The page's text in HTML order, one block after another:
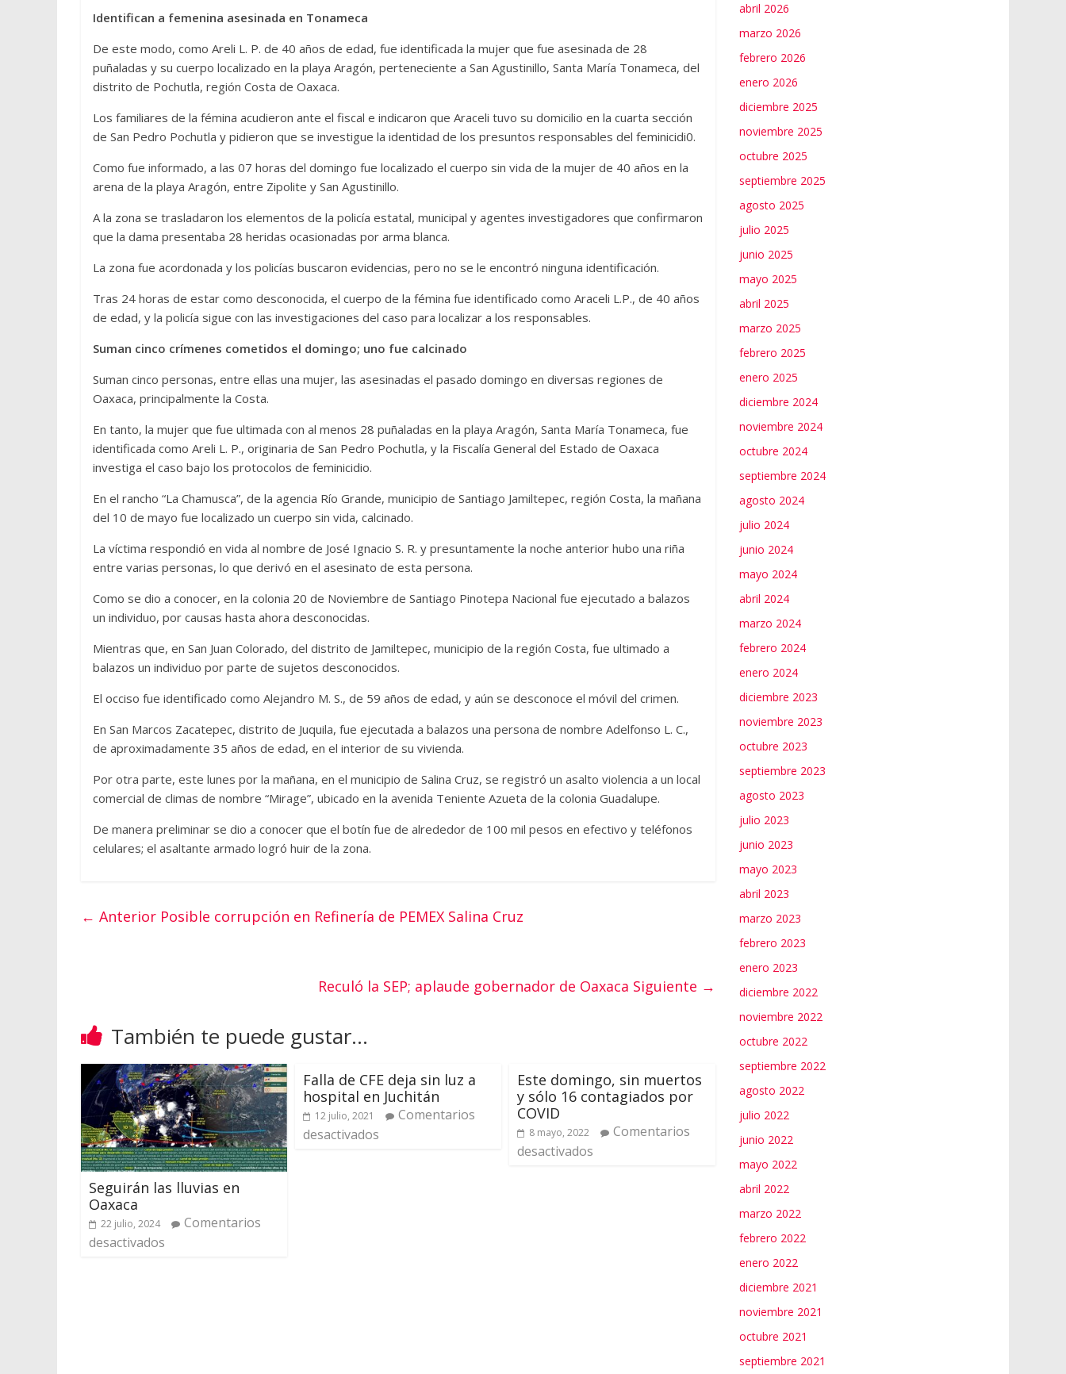
Identifican a femenina asesinada en Tonameca
De este modo, como Areli L. P. de 40 años de edad, fue identificada la mujer que fue asesinada de 28
puñaladas y su cuerpo localizado en la playa Aragón, perteneciente a San Agustinillo, Santa María Tonameca, del
distrito de Pochutla, región Costa de Oaxaca.
Los familiares de la fémina acudieron ante el fiscal e indicaron que Araceli tuvo su domicilio en la cuarta sección
de San Pedro Pochutla y pidieron que se investigue la identidad de los presuntos responsables del feminicidi0.
Como fue informado, a las 07 horas del domingo fue localizado el cuerpo sin vida de la mujer de 40 años en la
arena de la playa Aragón, entre Zipolite y San Agustinillo.
A la zona se trasladaron los elementos de la policía estatal, municipal y agentes investigadores que confirmaron
que la dama presentaba 28 heridas ocasionadas por arma blanca.
La zona fue acordonada y los policías buscaron evidencias, pero no se le encontró ninguna identificación.
Tras 24 horas de estar como desconocida, el cuerpo de la fémina fue identificado como Araceli L.P., de 40 años
de edad, y la policía sigue con las investigaciones del caso para localizar a los responsables.
Suman cinco crímenes cometidos el domingo; uno fue calcinado
Suman cinco personas, entre ellas una mujer, las asesinadas el pasado domingo en diversas regiones de
Oaxaca, principalmente la Costa.
En tanto, la mujer que fue ultimada con al menos 28 puñaladas en la playa Aragón, Santa María Tonameca, fue
identificada como Areli L. P., originaria de San Pedro Pochutla, y la Fiscalía General del Estado de Oaxaca
investiga el caso bajo los protocolos de feminicidio.
En el rancho “La Chamusca”, de la agencia Río Grande, municipio de Santiago Jamiltepec, región Costa, la mañana
del 10 de mayo fue localizado un cuerpo sin vida, calcinado.
La víctima respondió en vida al nombre de José Ignacio S. R. y presuntamente la noche anterior hubo una riña
entre varias personas, lo que derivó en el asesinato de esta persona.
Como se dio a conocer, en la colonia 20 de Noviembre de Santiago Pinotepa Nacional fue ejecutado a balazos
un individuo, por causas hasta ahora desconocidas.
Mientras que, en San Juan Colorado, del distrito de Jamiltepec, municipio de la región Costa, fue ultimado a
balazos un individuo por parte de sujetos desconocidos.
El occiso fue identificado como Alejandro M. S., de 59 años de edad, y aún se desconoce el móvil del crimen.
En San Marcos Zacatepec, distrito de Juquila, fue ejecutada a balazos una persona de nombre Adelfonso L. C.,
de aproximadamente 35 años de edad, en el interior de su vivienda.
Por otra parte, este lunes por la mañana, en el municipio de Salina Cruz, se registró un asalto violencia a un local
comercial de climas de nombre “Mirage”, ubicado en la avenida Teniente Azueta de la colonia Guadalupe.
De manera preliminar se dio a conocer que el botín fue de alrededor de 100 mil pesos en efectivo y teléfonos
celulares; el asaltante armado logró huir de la zona.
← Anterior Posible corrupción en Refinería de PEMEX Salina Cruz
Reculó la SEP; aplaude gobernador de Oaxaca Siguiente →
También te puede gustar...
Seguirán las lluvias en
Oaxaca
22 julio, 2024
Comentarios
desactivados
Falla de CFE deja sin luz a
hospital en Juchitán
12 julio, 2021
Comentarios
desactivados
Este domingo, sin muertos
y sólo 16 contagiados por
COVID
8 mayo, 2022
Comentarios
desactivados
abril 2026
marzo 2026
febrero 2026
enero 2026
diciembre 2025
noviembre 2025
octubre 2025
septiembre 2025
agosto 2025
julio 2025
junio 2025
mayo 2025
abril 2025
marzo 2025
febrero 2025
enero 2025
diciembre 2024
noviembre 2024
octubre 2024
septiembre 2024
agosto 2024
julio 2024
junio 2024
mayo 2024
abril 2024
marzo 2024
febrero 2024
enero 2024
diciembre 2023
noviembre 2023
octubre 2023
septiembre 2023
agosto 2023
julio 2023
junio 2023
mayo 2023
abril 2023
marzo 2023
febrero 2023
enero 2023
diciembre 2022
noviembre 2022
octubre 2022
septiembre 2022
agosto 2022
julio 2022
junio 2022
mayo 2022
abril 2022
marzo 2022
febrero 2022
enero 2022
diciembre 2021
noviembre 2021
octubre 2021
septiembre 2021